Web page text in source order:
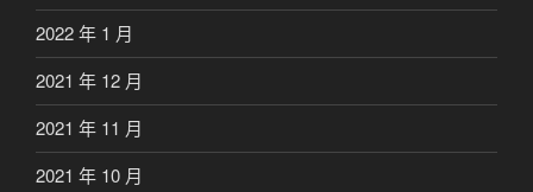
2022 年 1 月
2021 年 12 月
2021 年 11 月
2021 年 10 月